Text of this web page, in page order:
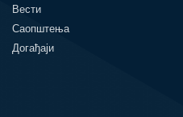
Вести
Саопштења
Догађаји